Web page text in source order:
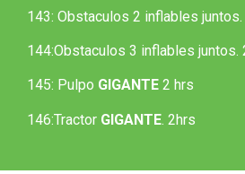
143: Obstaculos 2 inflables juntos.
144:Obstaculos 3 inflables juntos.
145: Pulpo GIGANTE 2 hrs
146:Tractor GIGANTE. 2hrs